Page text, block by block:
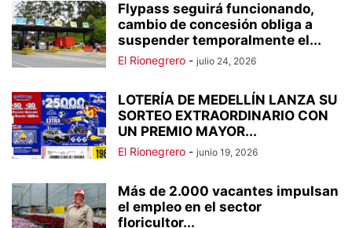
Flypass seguirá funcionando,
cambio de concesión obliga a
suspender temporalmente el...
El Rionegrero - julio 24, 2026
LOTERÍA DE MEDELLÍN LANZA SU
SORTEO EXTRAORDINARIO CON
UN PREMIO MAYOR...
El Rionegrero - junio 19, 2026
Más de 2.000 vacantes impulsan
el empleo en el sector
floricultor...